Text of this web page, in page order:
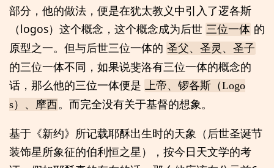
部分，他的做法，便是在犹太教义中引入了逻各斯
（logos）这个概念，这个概念成为后世 三位一体 的
原型之一。但与后世三位一体的 圣父、圣灵、圣子
的三位一体不同，如果说斐洛有三位一体的概念的
话，那么他的三位一体便是
上帝、锣各斯（Logo
s）、摩西。而完全没有关于基督的想象。
基于《新约》所记载耶酥出生时的天象（后世圣诞节
装饰星所象征的伯利恒之星），按今日天文学的考